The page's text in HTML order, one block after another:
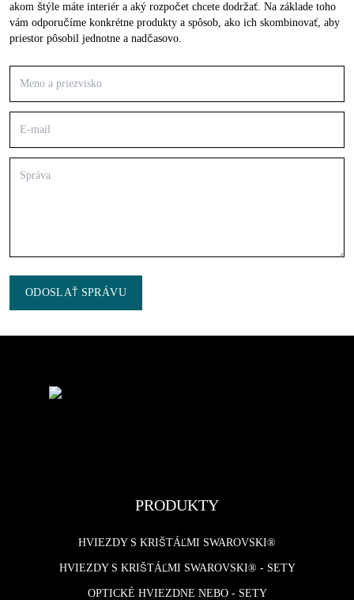
akom štýle máte interiér a aký rozpočet chcete dodržať. Na základe toho
vám odporučíme konkrétne produkty a spôsob, ako ich skombinovať, aby
priestor pôsobil jednotne a nadčasovo.
ODOSLAŤ SPRÁVU
PRODUKTY
HVIEZDY S KRIŠTÁĽMI SWAROVSKI®
HVIEZDY S KRIŠTÁĽMI SWAROVSKI® - SETY
OPTICKÉ HVIEZDNE NEBO - SETY